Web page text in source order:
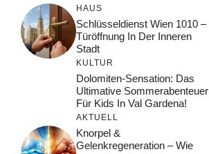
HAUS
Schlüsseldienst Wien 1010 –
Türöffnung In Der Inneren
Stadt
KULTUR
Dolomiten-Sensation: Das
Ultimative Sommerabenteuer
Für Kids In Val Gardena!
AKTUELL
Knorpel &
Gelenkregeneration – Wie